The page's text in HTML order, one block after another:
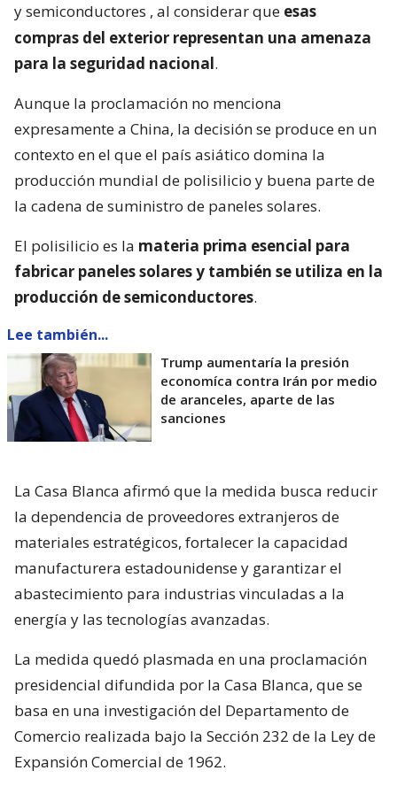
y semiconductores , al considerar que esas
compras del exterior representan una amenaza
para la seguridad nacional.
Aunque la proclamación no menciona
expresamente a China, la decisión se produce en un
contexto en el que el país asiático domina la
producción mundial de polisilicio y buena parte de
la cadena de suministro de paneles solares.
El polisilicio es la materia prima esencial para
fabricar paneles solares y también se utiliza en la
producción de semiconductores.
Lee también...
Trump aumentaría la presión
economíca contra Irán por medio
de aranceles, aparte de las
sanciones
La Casa Blanca afirmó que la medida busca reducir
la dependencia de proveedores extranjeros de
materiales estratégicos, fortalecer la capacidad
manufacturera estadounidense y garantizar el
abastecimiento para industrias vinculadas a la
energía y las tecnologías avanzadas.
La medida quedó plasmada en una proclamación
presidencial difundida por la Casa Blanca, que se
basa en una investigación del Departamento de
Comercio realizada bajo la Sección 232 de la Ley de
Expansión Comercial de 1962.